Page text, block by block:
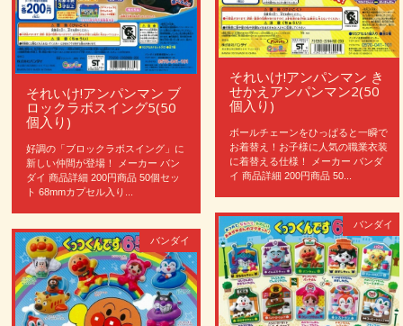
それいけ!アンパンマン き
せかえアンパンマン2(50
個入り)
ボールチェーンをひっぱると一瞬で
お着替え！お子様に人気の職業衣装
に着替える仕様！ メーカー バンダ
イ 商品詳細 200円商品 50...
それいけ!アンパンマン ブ
ロックラボスイング5(50
個入り)
好調の「ブロックラボスイング」に
新しい仲間が登場！ メーカー バン
ダイ 商品詳細 200円商品 50個セッ
ト 68mmカプセル入り...
バンダイ
バンダイ